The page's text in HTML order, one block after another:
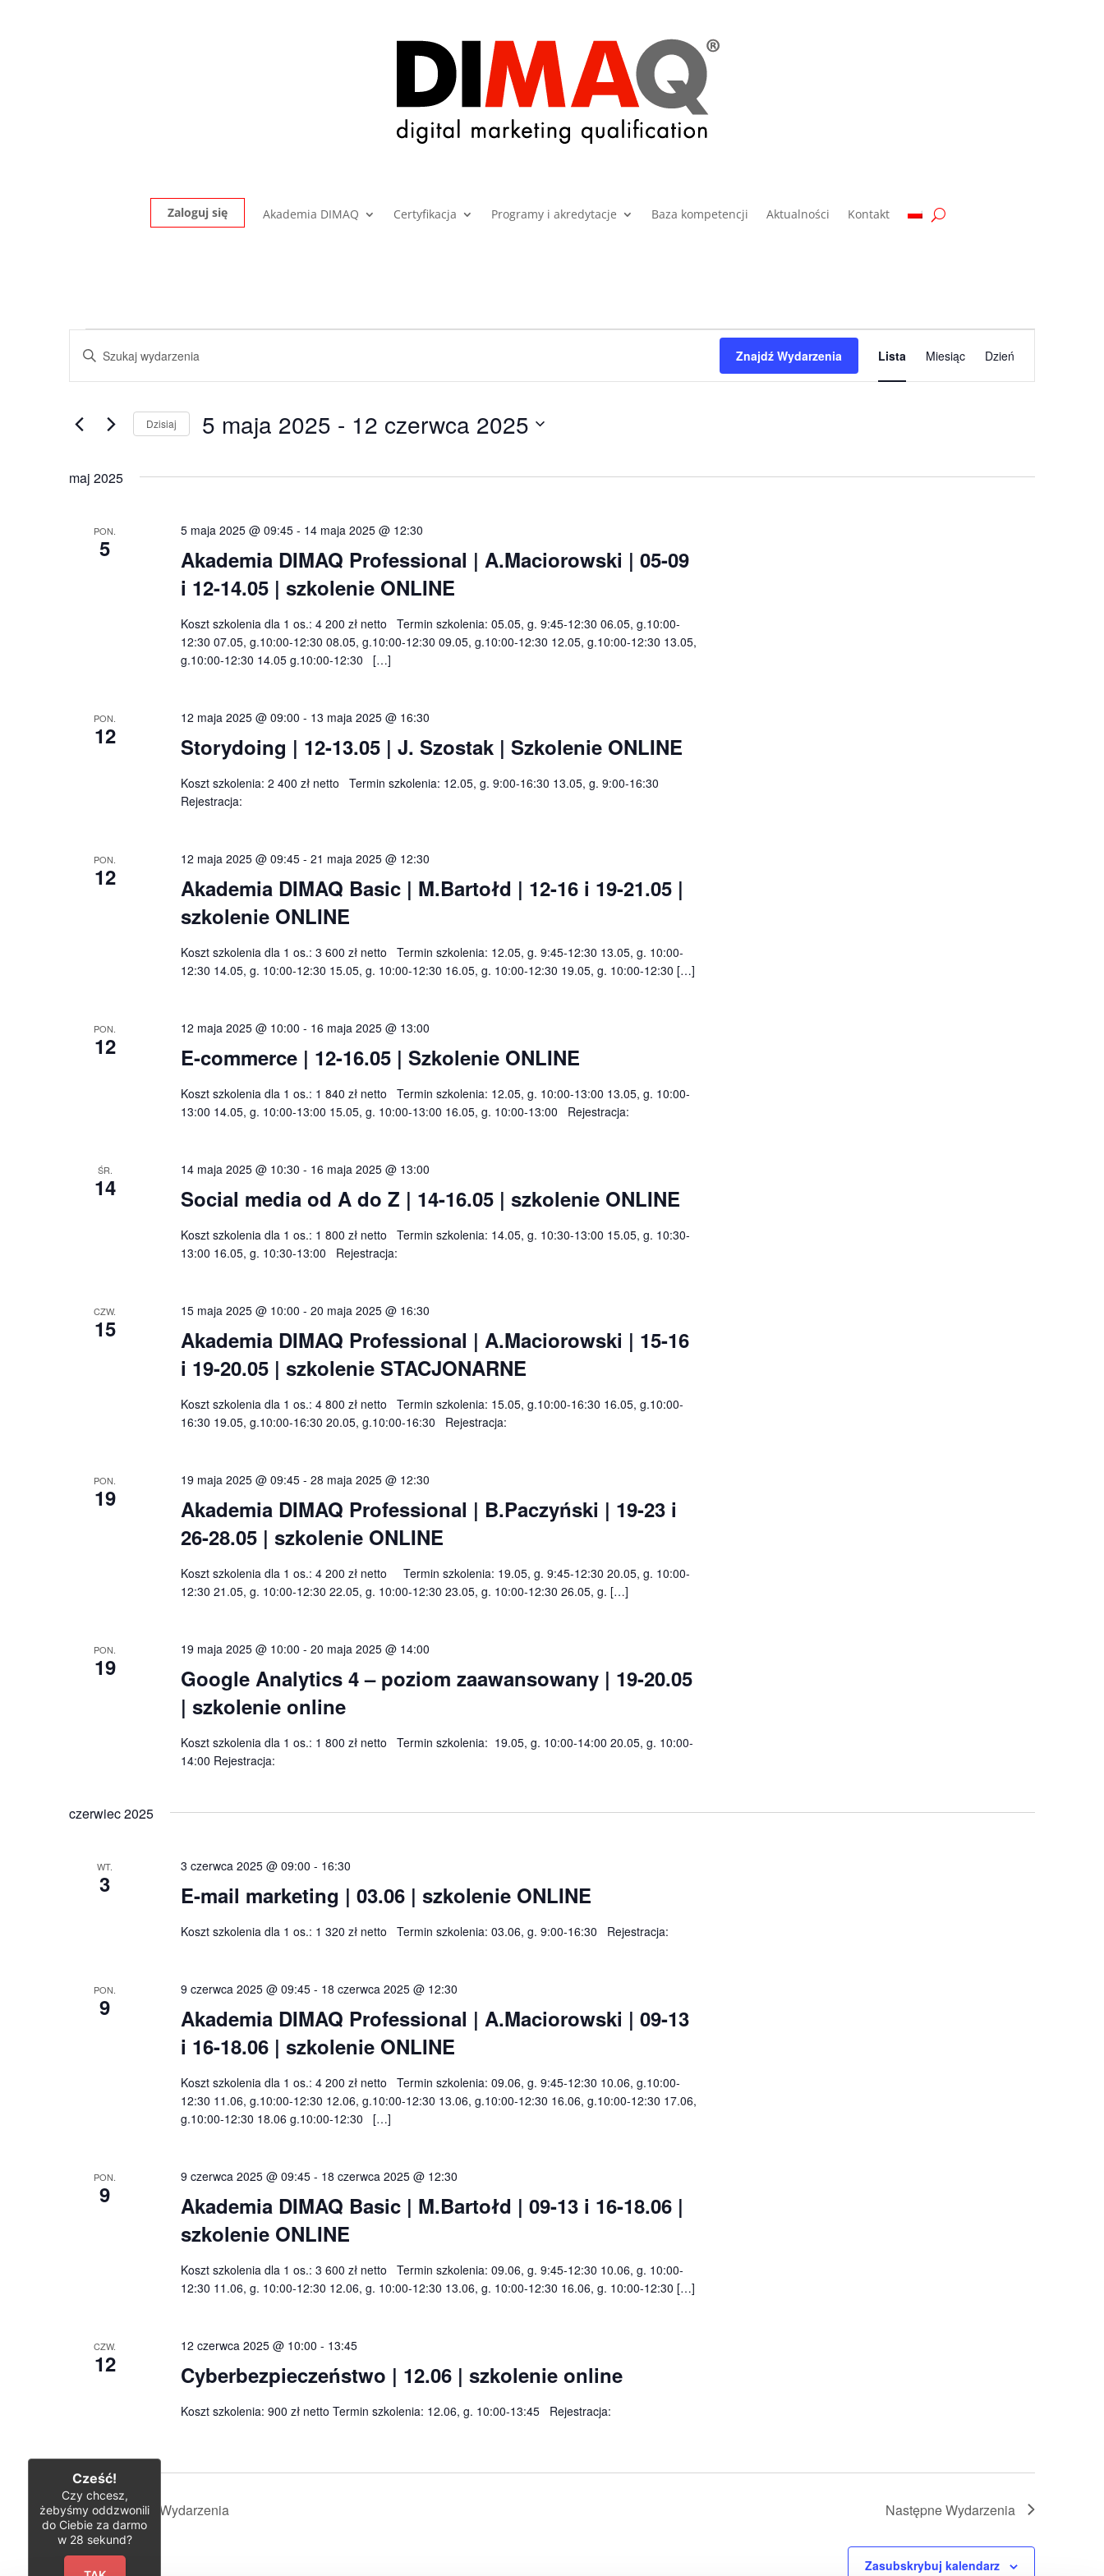
Zaloguj się Akademia DIMAQ Certyfikacja Programy i akredytacje Baza kompetencji Aktualności Kontakt
Wydarzenia
Wydarzenia
Nawigacja
po
wyszukiwaniu
Wpisz
słowo
kluczowe.
wg
Wydarzenia.
Znajdź Wydarzenia
Wydarzenie
Widoki
Lista Miesiąc Dzień
Dzisiaj 5 maja 2025 - 12 czerwca 2025
maj 2025
PON.
5
Akademia DIMAQ Professional | A.Maciorowski | 05-09
i 12-14.05 | szkolenie ONLINE
5 maja 2025 @ 09:45- 14 maja 2025 @ 12:30
Koszt szkolenia dla 1 os.: 4 200 zł netto Termin szkolenia: 05.05, g. 9:45-12:30 06.05, g.10:00-
12:30 07.05, g.10:00-12:30 08.05, g.10:00-12:30 09.05, g.10:00-12:30 12.05, g.10:00-12:30 13.05,
g.10:00-12:30 14.05 g.10:00-12:30 […]
PON.
12 Storydoing | 12-13.05 | J. Szostak | Szkolenie ONLINE
12 maja 2025 @ 09:00 - 13 maja 2025 @ 16:30
Koszt szkolenia: 2 400 zł netto Termin szkolenia: 12.05, g. 9:00-16:30 13.05, g. 9:00-16:30
Rejestracja:
PON.
12
Akademia DIMAQ Basic | M.Bartołd | 12-16 i 19-21.05 |
szkolenie ONLINE
12 maja 2025 @ 09:45- 21 maja 2025 @ 12:30
Koszt szkolenia dla 1 os.: 3 600 zł netto Termin szkolenia: 12.05, g. 9:45-12:30 13.05, g. 10:00-
12:30 14.05, g. 10:00-12:30 15.05, g. 10:00-12:30 16.05, g. 10:00-12:30 19.05, g. 10:00-12:30 […]
PON.
12 E-commerce | 12-16.05 | Szkolenie ONLINE
12 maja 2025 @ 10:00 - 16 maja 2025 @ 13:00
Koszt szkolenia dla 1 os.: 1 840 zł netto Termin szkolenia: 12.05, g. 10:00-13:00 13.05, g. 10:00-
13:00 14.05, g. 10:00-13:00 15.05, g. 10:00-13:00 16.05, g. 10:00-13:00 Rejestracja:
ŚR.
14 Social media od A do Z | 14-16.05 | szkolenie ONLINE
14 maja 2025 @ 10:30 - 16 maja 2025 @ 13:00
Koszt szkolenia dla 1 os.: 1 800 zł netto Termin szkolenia: 14.05, g. 10:30-13:00 15.05, g. 10:30-
13:00 16.05, g. 10:30-13:00 Rejestracja:
CZW.
15
Akademia DIMAQ Professional | A.Maciorowski | 15-16
i 19-20.05 | szkolenie STACJONARNE
15 maja 2025 @ 10:00 - 20 maja 2025 @ 16:30
Koszt szkolenia dla 1 os.: 4 800 zł netto Termin szkolenia: 15.05, g.10:00-16:30 16.05, g.10:00-
16:30 19.05, g.10:00-16:30 20.05, g.10:00-16:30 Rejestracja:
PON.
19
Akademia DIMAQ Professional | B.Paczyński | 19-23 i
26-28.05 | szkolenie ONLINE
19 maja 2025 @ 09:45- 28 maja 2025 @ 12:30
Koszt szkolenia dla 1 os.: 4 200 zł netto Termin szkolenia: 19.05, g. 9:45-12:30 20.05, g. 10:00-
12:30 21.05, g. 10:00-12:30 22.05, g. 10:00-12:30 23.05, g. 10:00-12:30 26.05, g. […]
PON.
19
Google Analytics 4 – poziom zaawansowany | 19-20.05
| szkolenie online
19 maja 2025 @ 10:00 - 20 maja 2025 @ 14:00
Koszt szkolenia dla 1 os.: 1 800 zł netto Termin szkolenia: 19.05, g. 10:00-14:00 20.05, g. 10:00-
14:00 Rejestracja:
czerwiec 2025
WT.
3 E-mail marketing | 03.06 | szkolenie ONLINE
3 czerwca 2025 @ 09:00 - 16:30
Koszt szkolenia dla 1 os.: 1 320 zł netto Termin szkolenia: 03.06, g. 9:00-16:30 Rejestracja:
PON.
9
Akademia DIMAQ Professional | A.Maciorowski | 09-13
i 16-18.06 | szkolenie ONLINE
9 czerwca 2025 @ 09:45- 18 czerwca 2025 @ 12:30
Koszt szkolenia dla 1 os.: 4 200 zł netto Termin szkolenia: 09.06, g. 9:45-12:30 10.06, g.10:00-
12:30 11.06, g.10:00-12:30 12.06, g.10:00-12:30 13.06, g.10:00-12:30 16.06, g.10:00-12:30 17.06,
g.10:00-12:30 18.06 g.10:00-12:30 […]
PON.
9
Akademia DIMAQ Basic | M.Bartołd | 09-13 i 16-18.06 |
szkolenie ONLINE
9 czerwca 2025 @ 09:45- 18 czerwca 2025 @ 12:30
Koszt szkolenia dla 1 os.: 3 600 zł netto Termin szkolenia: 09.06, g. 9:45-12:30 10.06, g. 10:00-
12:30 11.06, g. 10:00-12:30 12.06, g. 10:00-12:30 13.06, g. 10:00-12:30 16.06, g. 10:00-12:30 […]
CZW.
12 Cyberbezpieczeństwo | 12.06 | szkolenie online
12 czerwca 2025 @ 10:00 - 13:45
Koszt szkolenia: 900 zł netto Termin szkolenia: 12.06, g. 10:00-13:45 Rejestracja:
Poprzednie Wydarzenia NastępneWydarzenia
Zasubskrybuj kalendarz
Cześć!
Czy chcesz,
żebyśmy oddzwonili
do Ciebie za darmo
w 28 sekund?